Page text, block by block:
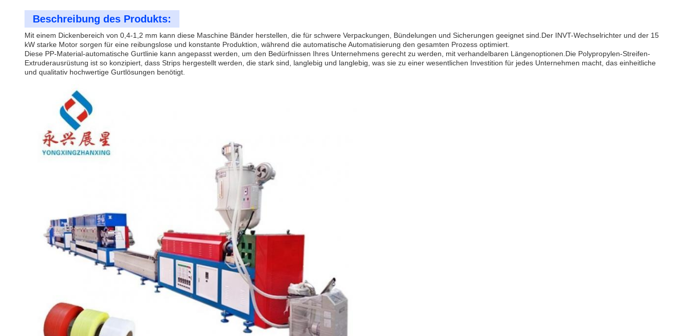
Beschreibung des Produkts:
Mit einem Dickenbereich von 0,4-1,2 mm kann diese Maschine Bänder herstellen, die für schwere Verpackungen, Bündelungen und Sicherungen geeignet sind.Der INVT-Wechselrichter und der 15
kW starke Motor sorgen für eine reibungslose und konstante Produktion, während die automatische Automatisierung den gesamten Prozess optimiert.
Diese PP-Material-automatische Gurtlinie kann angepasst werden, um den Bedürfnissen Ihres Unternehmens gerecht zu werden, mit verhandelbaren Längenoptionen.Die Polypropylen-Streifen-
Extruderausrüstung ist so konzipiert, dass Strips hergestellt werden, die stark sind, langlebig und langlebig, was sie zu einer wesentlichen Investition für jedes Unternehmen macht, das einheitliche
und qualitativ hochwertige Gurtlösungen benötigt.